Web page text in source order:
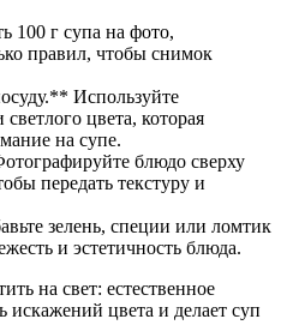
100 г супа на фото,
правил, чтобы снимок
Используйте
цвета, которая
на супе.
блюдо сверху
передать текстуру и
зелень, специи или ломтик
и эстетичность блюда.
на свет: естественное
искажений цвета и делает суп